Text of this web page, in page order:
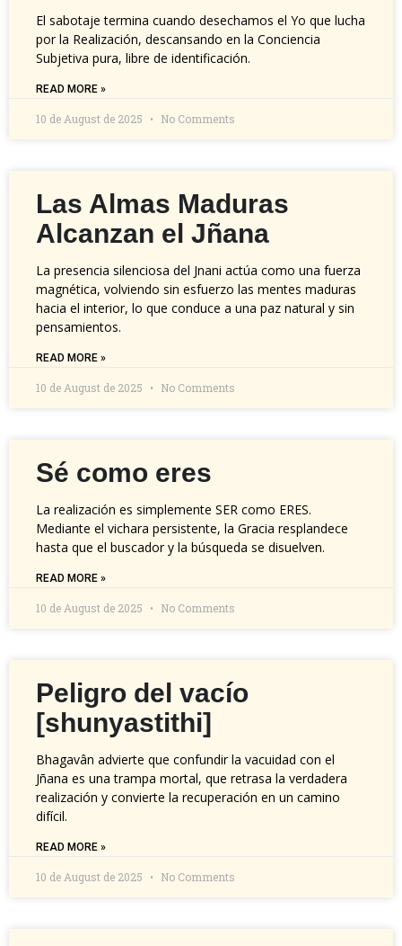
El sabotaje termina cuando desechamos el Yo que lucha
por la Realización, descansando en la Conciencia
Subjetiva pura, libre de identificación.
READ MORE »
10 de August de 2025 No Comments
Las Almas Maduras
Alcanzan el Jñana
La presencia silenciosa del Jnani actúa como una fuerza
magnética, volviendo sin esfuerzo las mentes maduras
hacia el interior, lo que conduce a una paz natural y sin
pensamientos.
READ MORE »
10 de August de 2025 No Comments
Sé como eres
La realización es simplemente SER como ERES.
Mediante el vichara persistente, la Gracia resplandece
hasta que el buscador y la búsqueda se disuelven.
READ MORE »
10 de August de 2025 No Comments
Peligro del vacío
[shunyastithi]
Bhagavân advierte que confundir la vacuidad con el
Jñana es una trampa mortal, que retrasa la verdadera
realización y convierte la recuperación en un camino
difícil.
READ MORE »
10 de August de 2025 No Comments